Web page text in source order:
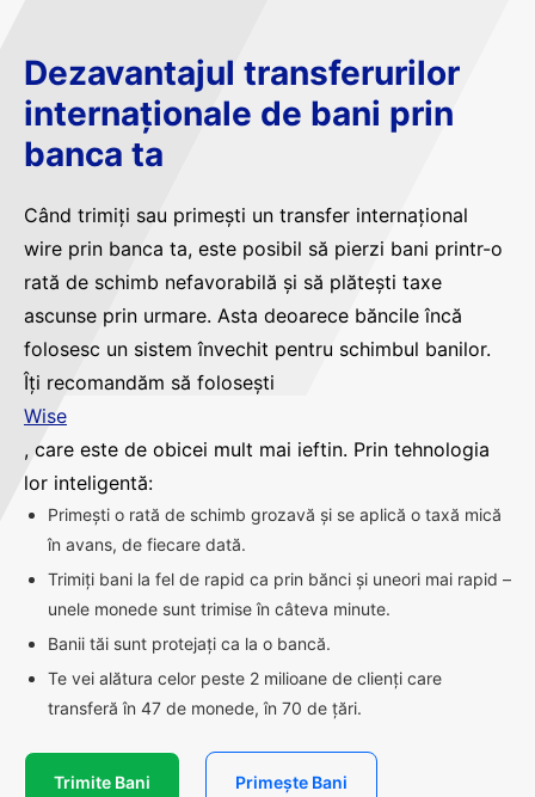
Dezavantajul transferurilor
internaționale de bani prin
banca ta
Când trimiți sau primești un transfer internațional
wire prin banca ta, este posibil să pierzi bani printr-o
rată de schimb nefavorabilă și să plătești taxe
ascunse prin urmare. Asta deoarece băncile încă
folosesc un sistem învechit pentru schimbul banilor.
Îți recomandăm să folosești
Wise
, care este de obicei mult mai ieftin. Prin tehnologia
lor inteligentă:
Primești o rată de schimb grozavă și se aplică o taxă mică
în avans, de fiecare dată.
Trimiți bani la fel de rapid ca prin bănci și uneori mai rapid –
unele monede sunt trimise în câteva minute.
Banii tăi sunt protejați ca la o bancă.
Te vei alătura celor peste 2 milioane de clienți care
transferă în 47 de monede, în 70 de țări.
Trimite Bani Primește Bani